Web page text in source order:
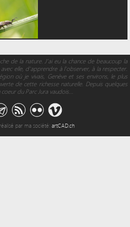
de la nature. J’ai eu la chance de beaucoup la
elle, d'apprendre à l’observer, à la respecter.
où je vivais, Genève et ses environs, le plus
de cette richesse naturelle. Depuis quelques
du Parc Jura vaudois...
par ma société: artCAD.ch